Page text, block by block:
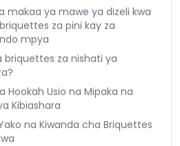
makaa ya mawe ya dizeli kwa
za pini kay za
mpya
briquettes za nishati ya
Hookah Usio na Mipaka na
Kibiashara
na Kiwanda cha Briquettes